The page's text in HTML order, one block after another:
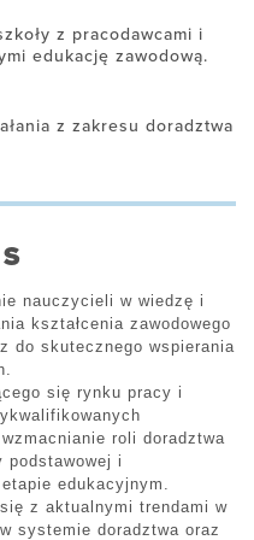
z pracodawcami i
edukację zawodową.
z zakresu doradztwa
nauczycieli w wiedzę i
kształcenia zawodowego
do skutecznego wspierania
się rynku pracy i
roli doradztwa
podstawowej i
edukacyjnym.
z aktualnymi trendami w
systemie doradztwa oraz